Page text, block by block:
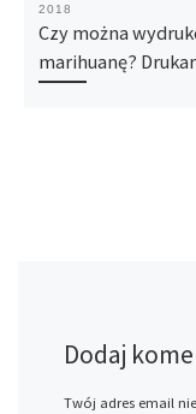
2018
Czy można
marihuanę?
Dodaj
Twój adres email